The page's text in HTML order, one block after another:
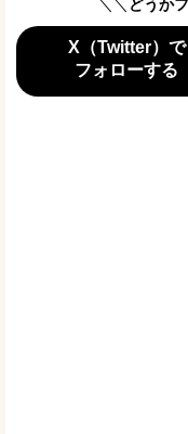
＼＼ どうか
X（Twitter）で
フォローする